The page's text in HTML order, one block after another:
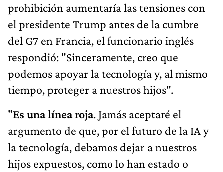
prohibición aumentaría las tensiones con
el presidente Trump antes de la cumbre
del G7 en Francia, el funcionario inglés
respondió: "Sinceramente, creo que
podemos apoyar la tecnología y, al mismo
tiempo, proteger a nuestros hijos".
"Es una línea roja. Jamás aceptaré el
argumento de que, por el futuro de la IA y
la tecnología, debamos dejar a nuestros
hijos expuestos, como lo han estado o